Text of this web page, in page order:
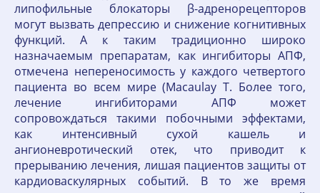
липофильные блокаторы β-адренорецепторов
могут вызвать депрессию и снижение когнитивных
функций. А к таким традиционно широко
назначаемым препаратам, как ингибиторы АПФ,
отмечена непереносимость у каждого четвертого
пациента во всем мире (Macaulay T. Более того,
лечение ингибиторами АПФ может
сопровождаться такими побочными эффектами,
как интенсивный сухой кашель и
ангионевротический отек, что приводит к
прерыванию лечения, лишая пациентов защиты от
кардиоваскулярных событий. В то же время